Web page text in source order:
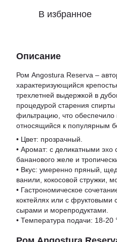
В избранное
Описание
Ром Angostura Reserva –
характеризующийся
трехлетней выдержкой в
процедурой старения
фильтрацию, что обеспечило
относящийся к популярным
• Цвет: прозрачный.
• Аромат: с деликатными эхо
бананового желе и
• Вкус: умеренно пряный,
ванили, кокосовой стружки,
• Гастрономическое
коктейлях или с фруктовыми
сырами и морепродуктами.
• Температура подачи: 18-20